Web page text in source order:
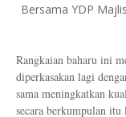
Bersama YDP
Rangkaian baharu ini
diperkasakan lagi
sama meningkatkan
secara berkumpulan